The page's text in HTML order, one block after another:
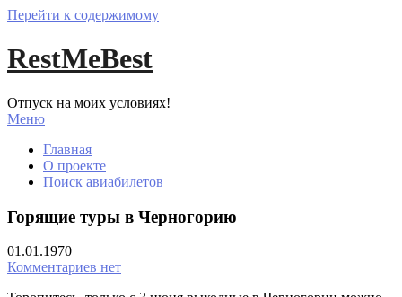
Перейти к содержимому
RestMeBest
Отпуск на моих условиях!
Меню
Главная
О проекте
Поиск авиабилетов
Горящие туры в Черногорию
01.01.1970
Комментариев нет